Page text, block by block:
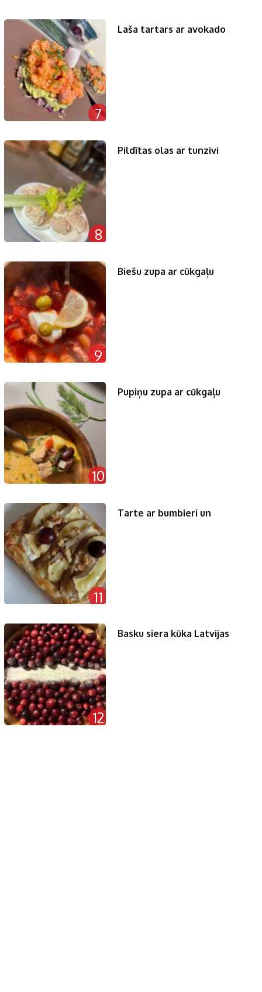
7
Laša tartars ar avokado
8
Pildītas olas ar tunzivi
9
Biešu zupa ar cūkgaļu
10
Pupiņu zupa ar cūkgaļu
11
Tarte ar bumbieri un
12
Basku siera kūka Latvijas